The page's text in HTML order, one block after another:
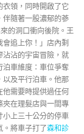
領，同時開啟了它
隨著一股濃郁的蔘
的洞口衝向後院。王
追上你！」店內剩
沾的宇宙冒險，就
車維度：車位爭奪
及平行泊車。他那
需要時提供過任何
夾在理髮店與一間專
小上三十公分的停車
將車子打了森和診